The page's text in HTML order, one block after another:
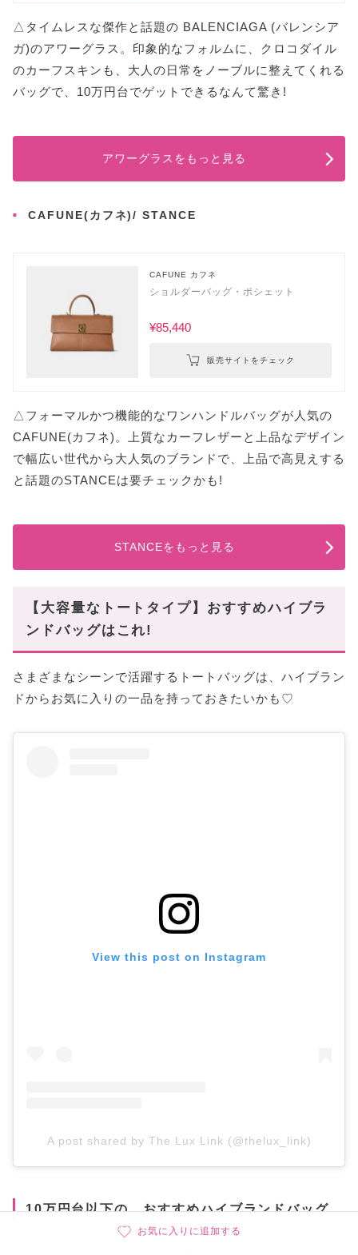
△タイムレスな傑作と話題の BALENCIAGA (バレンシア
ガ)のアワーグラス。印象的なフォルムに、クロコダイル
のカーフスキンも、大人の日常をノーブルに整えてくれる
バッグで、10万円台でゲットできるなんて驚き!
アワーグラスをもっと見る
CAFUNE(カフネ)/ STANCE
CAFUNE カフネ
ショルダーバッグ・ポシェット
¥85,440
販売サイトをチェック
△フォーマルかつ機能的なワンハンドルバッグが人気の
CAFUNE(カフネ)。上質なカーフレザーと上品なデザイン
で幅広い世代から大人気のブランドで、上品で高見えする
と話題のSTANCEは要チェックかも!
STANCEをもっと見る
【大容量なトートタイプ】おすすめハイブラ
ンドバッグはこれ!
さまざまなシーンで活躍するトートバッグは、ハイブラン
ドからお気に入りの一品を持っておきたいかも♡
View this post on Instagram
A post shared by The Lux Link (@thelux_link)
10万円台以下の、おすすめハイブランドバッグ
お気に入りに追加する